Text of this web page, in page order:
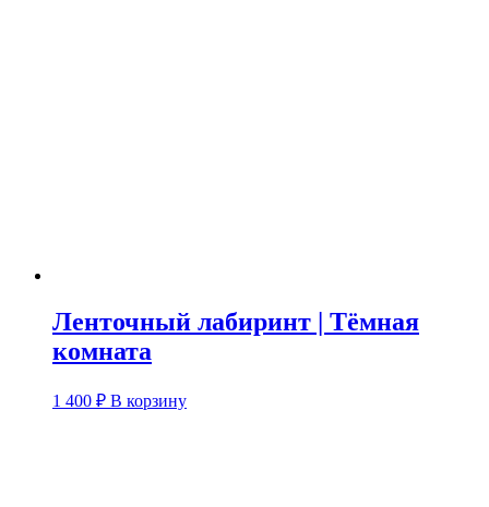
Ленточный лабиринт | Тёмная
комната
1 400 ₽ В корзину